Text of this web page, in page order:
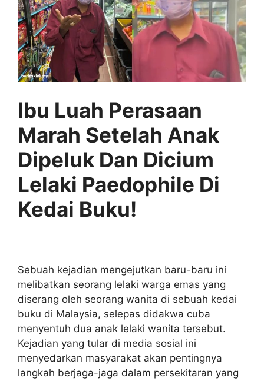
Ibu Luah Perasaan
Marah Setelah Anak
Dipeluk Dan Dicium
Lelaki Paedophile Di
Kedai Buku!
Sebuah kejadian mengejutkan baru-baru ini
melibatkan seorang lelaki warga emas yang
diserang oleh seorang wanita di sebuah kedai
buku di Malaysia, selepas didakwa cuba
menyentuh dua anak lelaki wanita tersebut.
Kejadian yang tular di media sosial ini
menyedarkan masyarakat akan pentingnya
langkah berjaga-jaga dalam persekitaran yang